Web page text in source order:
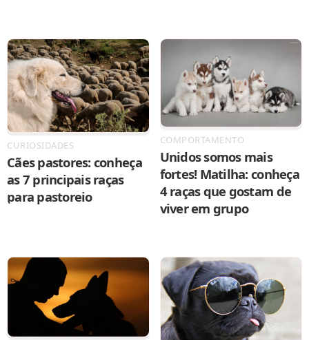
CURIOSIDADES
Cães pastores: conheça
as 7 principais raças
para pastoreio
COMPORTAMENTO
Unidos somos mais
fortes! Matilha: conheça
4 raças que gostam de
viver em grupo